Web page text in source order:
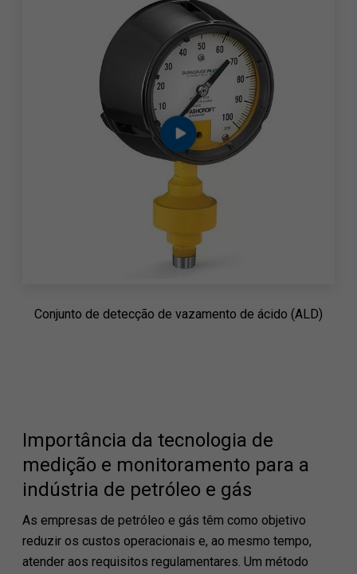
Conjunto de detecção de vazamento de ácido (ALD)
Importância da tecnologia de
medição e monitoramento para a
indústria de petróleo e gás
As empresas de petróleo e gás têm como objetivo
reduzir os custos operacionais e, ao mesmo tempo,
atender aos requisitos regulamentares. Um método